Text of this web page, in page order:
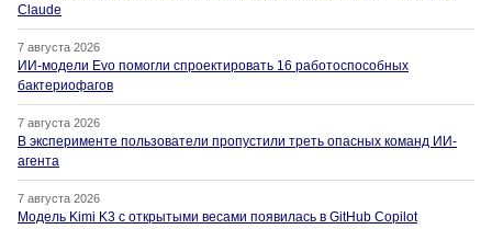
Claude
7 августа 2026
ИИ-модели Evo помогли спроектировать 16 работоспособных
бактериофагов
7 августа 2026
В эксперименте пользователи пропустили треть опасных команд ИИ-
агента
7 августа 2026
Модель Kimi K3 с открытыми весами появилась в GitHub Copilot